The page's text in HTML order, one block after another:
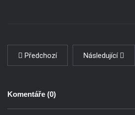
Předchozí Následující
Komentáře (0)